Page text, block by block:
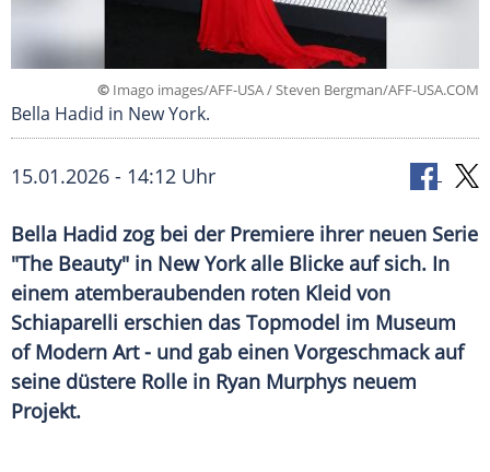
© Imago images/AFF-USA / Steven Bergman/AFF-USA.COM
Bella Hadid in New York.
15.01.2026 - 14:12 Uhr
Bella Hadid zog bei der Premiere ihrer neuen Serie
"The Beauty" in New York alle Blicke auf sich. In
einem atemberaubenden roten Kleid von
Schiaparelli erschien das Topmodel im Museum
of Modern Art - und gab einen Vorgeschmack auf
seine düstere Rolle in Ryan Murphys neuem
Projekt.